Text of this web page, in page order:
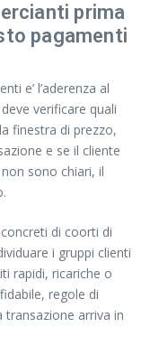
prima
pagamenti
e’ l’aderenza al
verificare quali
finestra di prezzo,
e se il cliente
sono chiari, il
di coorti di
i gruppi clienti
rapidi, ricariche o
regole di
transazione arriva in